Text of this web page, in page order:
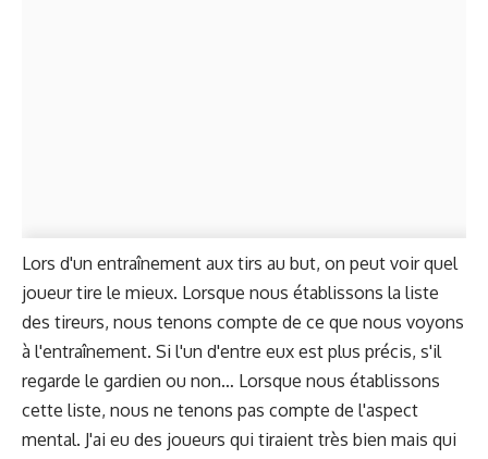
Lors d'un entraînement aux tirs au but, on peut voir quel
joueur tire le mieux. Lorsque nous établissons la liste
des tireurs, nous tenons compte de ce que nous voyons
à l'entraînement. Si l'un d'entre eux est plus précis, s'il
regarde le gardien ou non… Lorsque nous établissons
cette liste, nous ne tenons pas compte de l'aspect
mental. J'ai eu des joueurs qui tiraient très bien mais qui